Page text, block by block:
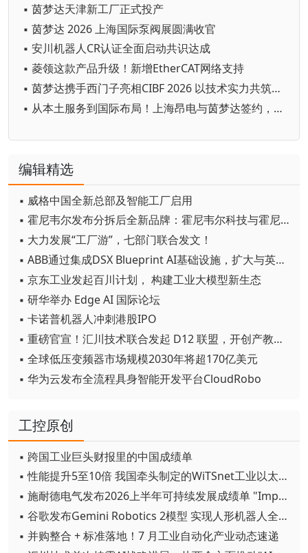
▪ 茵梦达天津新工厂正式投产
▪ 茵梦达 2026 上海国际泵阀展圆满收官
▪ 安川机器人CR认证全面启动共识达成
▪ 菱领这款产品升级！新增EtherCAT网络支持
▪ 茵梦达携手西门子亮相CIBF 2026 以技术实力共筑电池产业绿色生态
▪ 从本土服务到国际布局！上海昂电与茵梦达签约，打造大型电机特级维修中心
编辑精选
▪ 威格中国全新总部及智能工厂启用
▪ 霍尼韦尔发布分拆后全新品牌：霍尼韦尔科技与霍尼韦尔航空航天
▪ 大力发展“工厂游”，七部门联合发文！
▪ ABB通过集成DSX Blueprint AI基础设施，扩大与英伟达的合作
▪ 京东工业发起百川计划， 构建工业大模型新生态
▪ 研华举办 Edge AI 国际论坛
▪ 卡诺普机器人冲刺港股IPO
▪ 重磅官宣！汇川技术联合发起 D12 联盟，开创产教融合新范式
▪ 全球低压变频器市场规模2030年将超170亿美元
▪ 华为云发布全流程具身智能开发平台CloudRobo
工控原创
▪ 跨国工业巨头财报里的中国成绩单
▪ 性能提升5至10倍 我国牵头制定的WiTSnet工业以太网国际标准正式发布
▪ 施耐德电气发布2026上半年可持续发展成绩单 "Impact 2030"路线图开局稳健
▪ 谷歌发布Gemini Robotics 2模型 实现人形机器人全身智能控制突破
▪ 并购整合 + 标准落地！7 月工业自动化产业动态速递